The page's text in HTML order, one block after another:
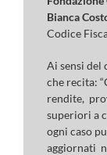
Bianca
Codice
Ai sensi del
che recita:
rendite,
superiori a
ogni caso
aggiornati